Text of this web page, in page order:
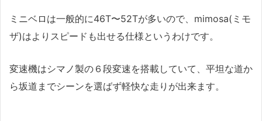
ミニベロは一般的に46T〜52Tが多いので、mimosa(ミモ
ザ)はよりスピードも出せる仕様というわけです。
変速機はシマノ製の６段変速を搭載していて、平坦な道か
ら坂道までシーンを選ばず軽快な走りが出来ます。